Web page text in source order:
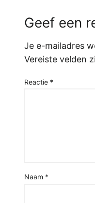
Geef een
Je e-mailadres
Vereiste velden
Reactie *
Naam *